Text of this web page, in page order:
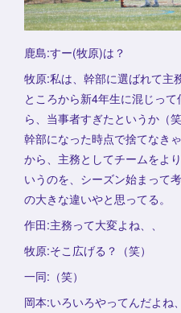
鹿島:すー(牧原)は？
牧原:私は、幹部に選ばれて主
ところから新4年生に混じっ
ら、当事者すぎたというか（
幹部になった時点で捨てなき
から、主務としてチームをよ
いうのを、シーズン始まって
の大きな違いやと思ってる。
作田:主務って大変よね、、
牧原:そこ広げる？（笑）
一同:（笑）
岡本:いろいろやってんだよね